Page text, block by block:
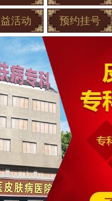
活动 预约挂号